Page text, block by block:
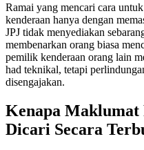
Ramai yang mencari cara
kenderaan hanya dengan
JPJ tidak menyediakan
membenarkan orang biasa
pemilik kenderaan orang lain
had teknikal, tetapi
disengajakan.
Kenapa
Dicari Secara